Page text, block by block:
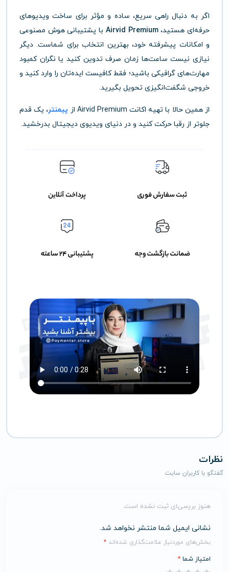
اگر به دنبال راهی سریع، ساده و مؤثر برای ساخت ویدیوهای
حرفه‌ای هستید،Airvid Premium با پشتیبانی هوش مصنوعی
و امکانات پیشرفته خود، بهترین انتخاب برای شماست. دیگر
نیازی نیست ساعت‌ها زمان صرف تدوین کنید یا نگران کمبود
مهارت‌های گرافیکی باشید؛ فقط کافیست ایده‌تان را وارد کنید و
خروجی شگفت‌انگیزی تحویل بگیرید.
از همین حالا با تهیه اکانت Airvid Premium از پیمنتر، یک قدم
جلوتر از رقبا حرکت کنید و در دنیای ویدیوی دیجیتال بدرخشید.
نظرات
گفتگو با کاربران سایت
هنوز بررسی‌ای ثبت نشده است.
نشانی ایمیل شما منتشر نخواهد شد.
بخش‌های موردنیاز علامت‌گذاری شده‌اند *
امتیاز شما *